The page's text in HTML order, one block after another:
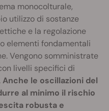
monocolturale,
utilizzo di sostanze
e la regolazione
elementi fondamentali
Vengono somministrate
livelli specifici di
Anche le oscillazioni del
al minimo il rischio
robusta e